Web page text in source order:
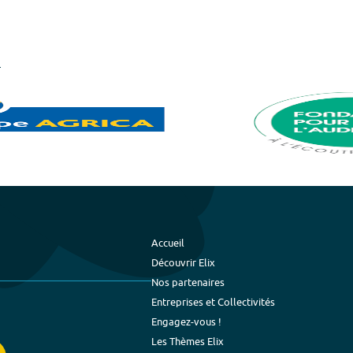
Accueil
Découvrir Elix
Nos partenaires
Entreprises et Collectivités
Engagez-vous !
Les Thèmes Elix